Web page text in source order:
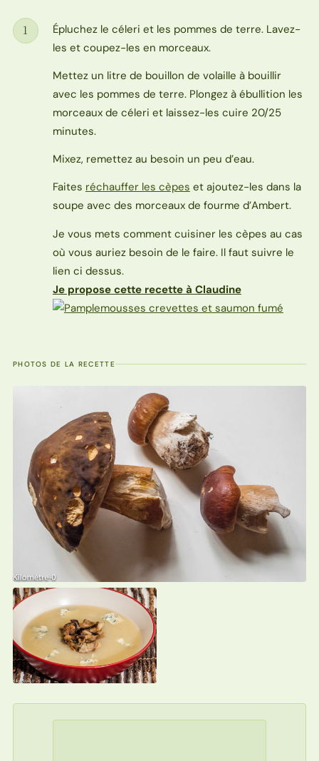
Étape
1
Épluchez le céleri et les pommes de terre. Lavez-
les et coupez-les en morceaux.
Mettez un litre de bouillon de volaille à bouillir
avec les pommes de terre. Plongez à ébullition les
morceaux de céleri et laissez-les cuire 20/25
minutes.
Mixez, remettez au besoin un peu d’eau.
Faites réchauffer les cèpes et ajoutez-les dans la
soupe avec des morceaux de fourme d’Ambert.
Je vous mets comment cuisiner les cèpes au cas
où vous auriez besoin de le faire. Il faut suivre le
lien ci dessus.
Je propose cette recette à Claudine
PHOTOS DE LA RECETTE